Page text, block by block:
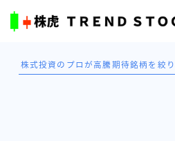
株式投資のプロが高騰期待銘柄を絞